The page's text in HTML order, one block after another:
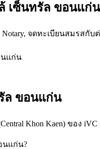
เซ็นทรัล ขอนแก่น
ร Notary, จดทะเบียนสมร
แก่น
ล ขอนแก่น
Khon Kaen) ของ iVC
นแก่น?